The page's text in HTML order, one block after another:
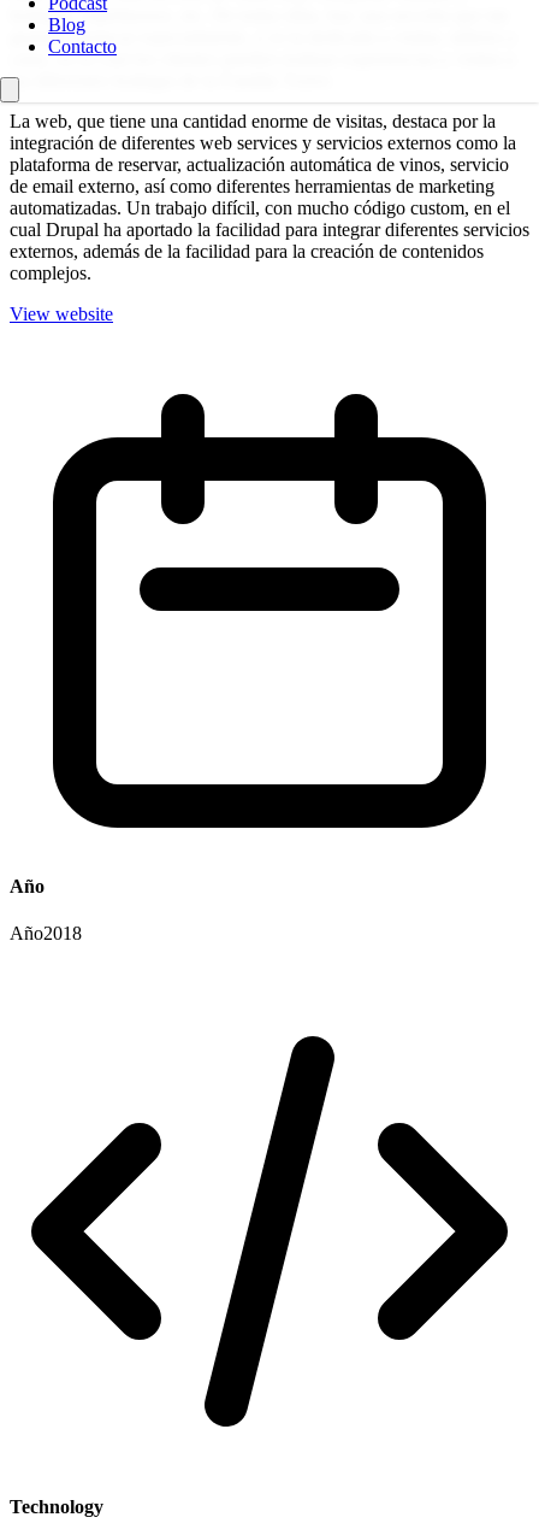
Blog
Contacto
bodegas, espirituosos, etc. De todas ellas, hay una sección que me
gustaría destacar especialmente, y es la dedicada a visitas, talleres y
catas, en la cual los clientes pueden realizar experiencias y visitas a
las diferentes bodegas de la Familia Torres
La web, que tiene una cantidad enorme de visitas, destaca por la
integración de diferentes web services y servicios externos como la
plataforma de reservar, actualización automática de vinos, servicio
de email externo, así como diferentes herramientas de marketing
automatizadas. Un trabajo difícil, con mucho código custom, en el
cual Drupal ha aportado la facilidad para integrar diferentes servicios
externos, además de la facilidad para la creación de contenidos
complejos.
View website
Año
Año2018
Technology